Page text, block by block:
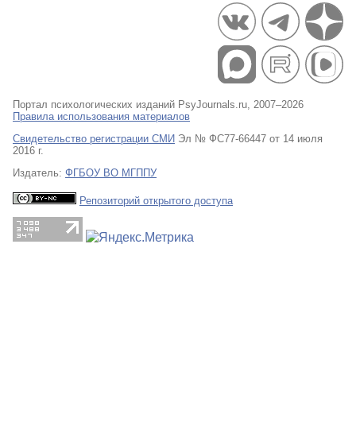
Портал психологических изданий PsyJournals.ru, 2007–2026
Правила использования материалов
Свидетельство регистрации СМИ Эл № ФС77-66447 от 14 июля
2016 г.
Издатель: ФГБОУ ВО МГППУ
Репозиторий открытого доступа